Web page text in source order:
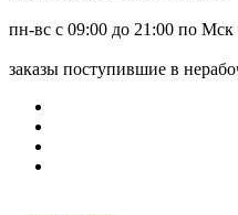
пн-вс с 09:00 до 21:00 по Мск
заказы поступившие в